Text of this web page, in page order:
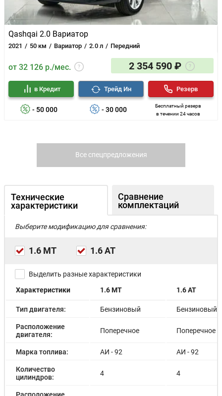
Qashqai 2.0 Вариатор
2021 50 км Вариатор 2.0 л Передний
от 32 126 р./мес. 2 354 590 ₽
- 50 000
в Кредит
- 30 000
Трейд Ин
Бесплатный резерв
в течении 24 часов
Резерв
Все спецпредложения
Технические
характеристики
Сравнение
комплектаций
Выберите модификацию для сравнения:
1.6 MT 1.6 AT
Выделить разные характеристики
Характеристики
1.6 MT 1.6 AT
Тип двигателя: Бензиновый Бензиновый
Расположение
двигателя:
Поперечное Поперечное
Марка топлива: АИ - 92 АИ - 92
Количество
цилиндров:
4 4